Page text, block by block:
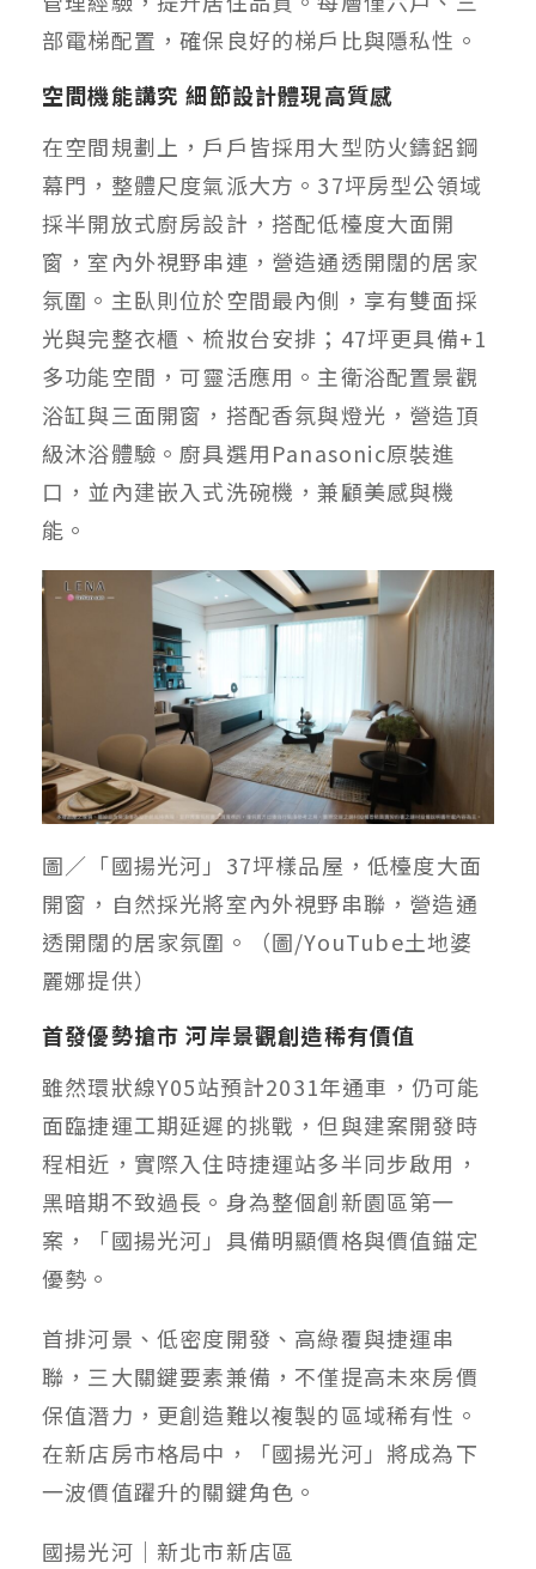
部電梯配置，確保良好的梯戶比與隱私性。
空間機能講究 細節設計體現高質感
在空間規劃上，戶戶皆採用大型防火鑄鋁鋼
幕門，整體尺度氣派大方。37坪房型公領域
採半開放式廚房設計，搭配低檯度大面開
窗，室內外視野串連，營造通透開闊的居家
氛圍。主臥則位於空間最內側，享有雙面採
光與完整衣櫃、梳妝台安排；47坪更具備+1
多功能空間，可靈活應用。主衛浴配置景觀
浴缸與三面開窗，搭配香氛與燈光，營造頂
級沐浴體驗。廚具選用Panasonic原裝進
口，並內建嵌入式洗碗機，兼顧美感與機
能。
圖／「國揚光河」37坪樣品屋，低檯度大面
開窗，自然採光將室內外視野串聯，營造通
透開闊的居家氛圍。（圖/YouTube土地婆
麗娜提供）
首發優勢搶市 河岸景觀創造稀有價值
雖然環狀線Y05站預計2031年通車，仍可能
面臨捷運工期延遲的挑戰，但與建案開發時
程相近，實際入住時捷運站多半同步啟用，
黑暗期不致過長。身為整個創新園區第一
案，「國揚光河」具備明顯價格與價值錨定
優勢。
首排河景、低密度開發、高綠覆與捷運串
聯，三大關鍵要素兼備，不僅提高未來房價
保值潛力，更創造難以複製的區域稀有性。
在新店房市格局中，「國揚光河」將成為下
一波價值躍升的關鍵角色。
國揚光河｜新北市新店區